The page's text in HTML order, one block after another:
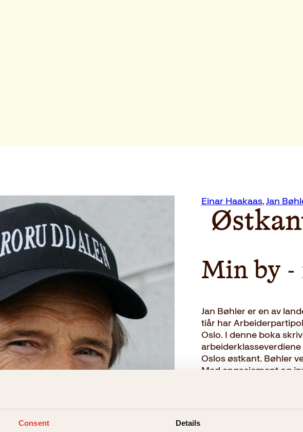
Consent Details
Einar Haakaas,Jan
Min by -
Jan Bøhler er en av
tiår har
Oslo. I denne boka
Oslos østkant. Bøhler
Med engasjement og